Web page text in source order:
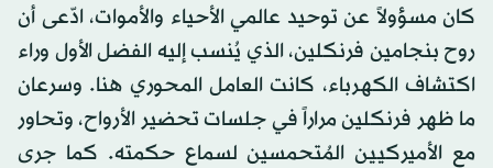
كان مسؤولاً عن توحيد عالمي الأحياء والأموات، ادّعى أن
روح بنجامين فرنكلين، الذي يُنسب إليه الفضل الأول وراء
اكتشاف الكهرباء، كانت العامل المحوري هنا. وسرعان
ما ظهر فرنكلين مراراً في جلسات تحضير الأرواح، وتحاور
مع الأميركيين المُتحمسين لسماع حكمته. كما جرى